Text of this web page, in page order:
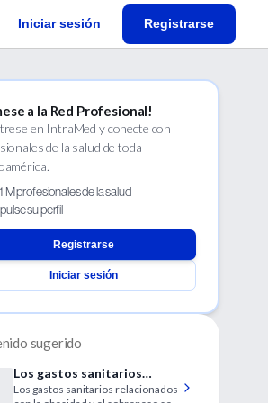
Iniciar sesión Registrarse
a la Red Profesional!
en IntraMed y conecte con
de la salud de toda
M profesionales de la salud
su perfil
Registrarse
Iniciar sesión
sugerido
Los gastos sanitarios
asociados a la obesidad en
Los gastos sanitarios relacionados